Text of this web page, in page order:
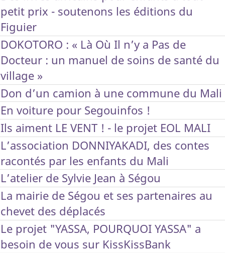
petit prix - soutenons les éditions du
Figuier
DOKOTORO : « Là Où Il n’y a Pas de
Docteur : un manuel de soins de santé du
village »
Don d’un camion à une commune du Mali
En voiture pour Segouinfos !
Ils aiment LE VENT ! - le projet EOL MALI
L’association DONNIYAKADI, des contes
racontés par les enfants du Mali
L’atelier de Sylvie Jean à Ségou
La mairie de Ségou et ses partenaires au
chevet des déplacés
Le projet "YASSA, POURQUOI YASSA" a
besoin de vous sur KissKissBank